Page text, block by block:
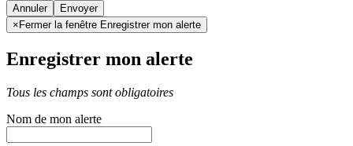
Annuler
× Fermer la fenêtre Enregistrer mon alerte
Enregistrer mon alerte
Tous les champs sont obligatoires
Nom de mon alerte